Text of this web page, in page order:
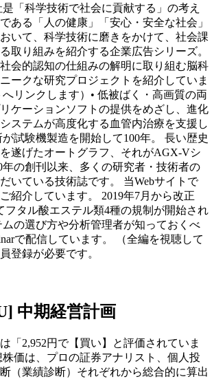
「科学技術で社会に貢献する」の考え
ある「人の健康」「安心・安全な社会」
おいて、科学技術に磨きをかけて、社会課
取り組みを紹介する企業広告シリーズ。
会的認知の仕組みの解明に取り組む脳科
ークな研究プロジェクトを紹介していま
リンクします）• 低被ばく・高画質の両
ケーションソフトの提供をめざし、進化
ステムが高度化する血管内治療を支援し
試験機製造を開始して100年。 長い歴史
遂げたオートグラフ、それがAGX-Vシ
年の創刊以来、多くの研究者・技術者の
いている技術誌です。 当Webサイトで
紹介しています。 2019年7月から改正
フタル酸エステル類4種の規制が開始され
ムの選び方や分析管理者が知っておくべ
で配信しています。 （全編を視聴して
登録が必要です。
中期経営計画
「2,952円で【買い】と評価されていま
価は、プロの証券アナリスト、個人投
（業績診断）それぞれから総合的に算出